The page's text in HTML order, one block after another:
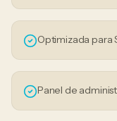
Optimizada para
Panel de